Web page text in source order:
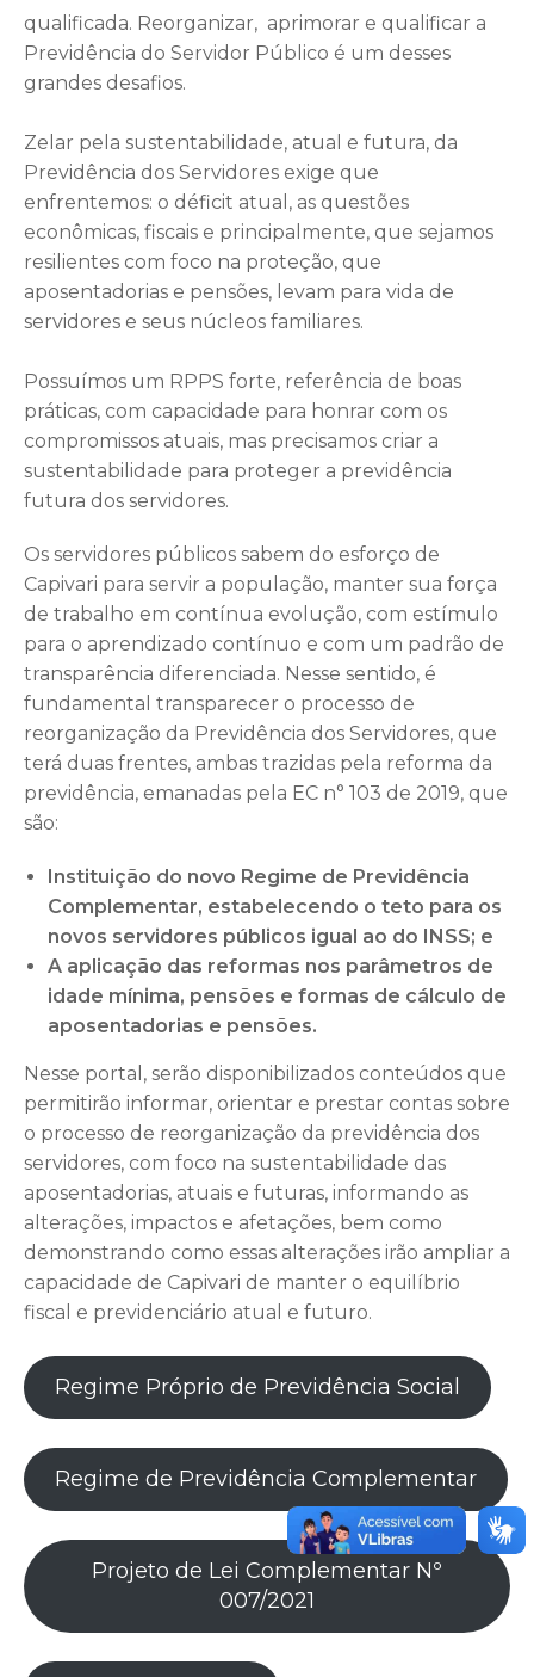
qualificada. Reorganizar, aprimorar e qualificar a
Previdência do Servidor Público é um desses
grandes desafios.
Zelar pela sustentabilidade, atual e futura, da
Previdência dos Servidores exige que
enfrentemos: o déficit atual, as questões
econômicas, fiscais e principalmente, que sejamos
resilientes com foco na proteção, que
aposentadorias e pensões, levam para vida de
servidores e seus núcleos familiares.
Possuímos um RPPS forte, referência de boas
práticas, com capacidade para honrar com os
compromissos atuais, mas precisamos criar a
sustentabilidade para proteger a previdência
futura dos servidores.
Os servidores públicos sabem do esforço de
Capivari para servir a população, manter sua força
de trabalho em contínua evolução, com estímulo
para o aprendizado contínuo e com um padrão de
transparência diferenciada. Nesse sentido, é
fundamental transparecer o processo de
reorganização da Previdência dos Servidores, que
terá duas frentes, ambas trazidas pela reforma da
previdência, emanadas pela EC n° 103 de 2019, que
são:
Instituição do novo Regime de Previdência
Complementar, estabelecendo o teto para os
novos servidores públicos igual ao do INSS; e
A aplicação das reformas nos parâmetros de
idade mínima, pensões e formas de cálculo de
aposentadorias e pensões.
Nesse portal, serão disponibilizados conteúdos que
permitirão informar, orientar e prestar contas sobre
o processo de reorganização da previdência dos
servidores, com foco na sustentabilidade das
aposentadorias, atuais e futuras, informando as
alterações, impactos e afetações, bem como
demonstrando como essas alterações irão ampliar a
capacidade de Capivari de manter o equilíbrio
fiscal e previdenciário atual e futuro.
Regime Próprio de Previdência Social
Regime de Previdência Complementar
Projeto de Lei Complementar Nº
007/2021